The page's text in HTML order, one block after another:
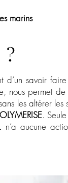
marins
savoir
nous permet de
les altérer les
.
n’a aucune